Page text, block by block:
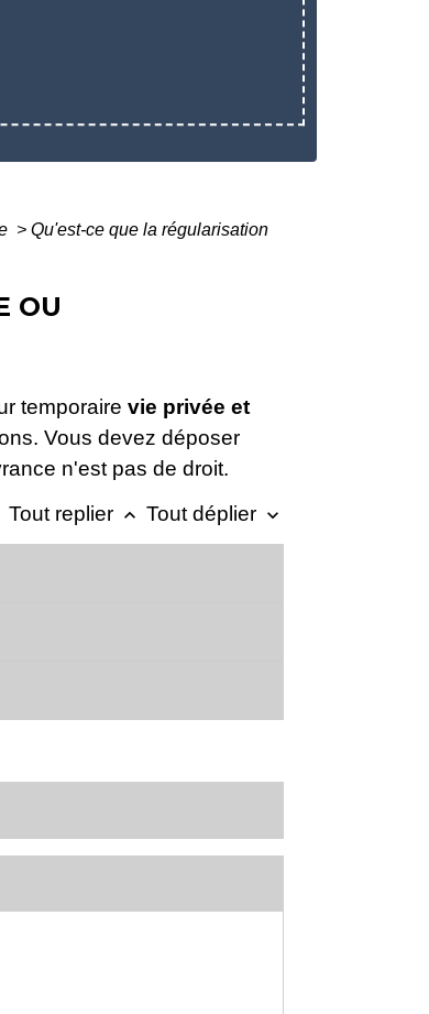
> Qu'est-ce que la régularisation
OU
temporaire vie privée et
Vous devez déposer
n'est pas de droit.
Tout replier keyboard_arrow_up Tout déplier keyboard_arrow_down